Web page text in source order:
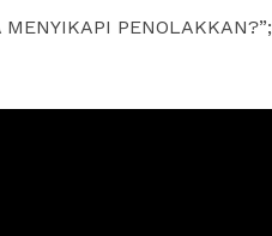
PENOLAKKAN?”;